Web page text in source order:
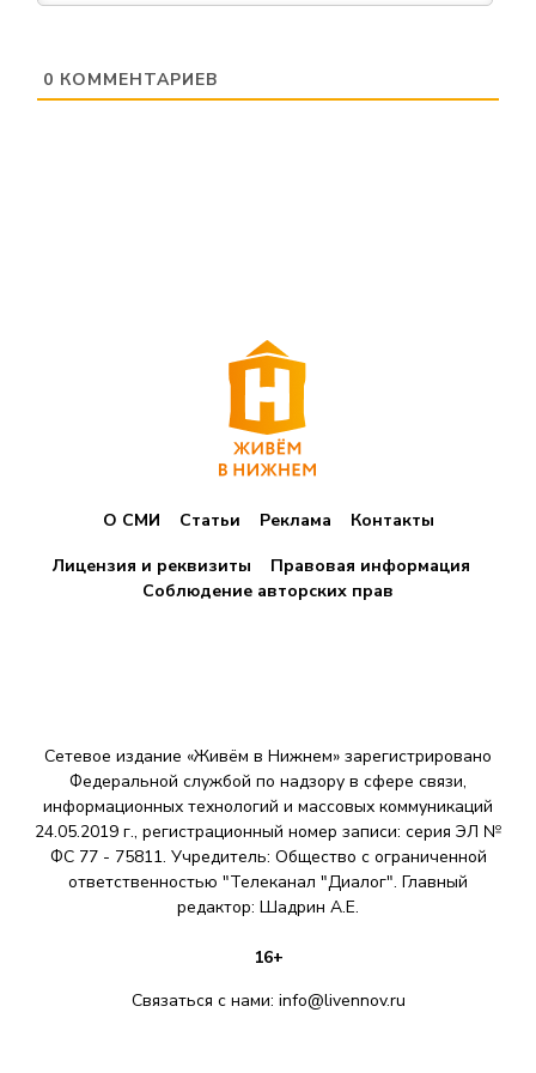
0 КОММЕНТАРИЕВ
О СМИ Статьи Реклама
Контакты
Лицензия и реквизиты
Правовая информация
Соблюдение авторских прав
Сетевое издание «Живём в Нижнем» зарегистрировано
Федеральной службой по надзору в сфере связи,
информационных технологий и массовых коммуникаций
24.05.2019 г., регистрационный номер записи: серия ЭЛ №
ФС 77 - 75811. Учредитель: Общество с ограниченной
ответственностью "Телеканал "Диалог". Главный
редактор: Шадрин A.E.
16+
Связаться с нами: info@livennov.ru